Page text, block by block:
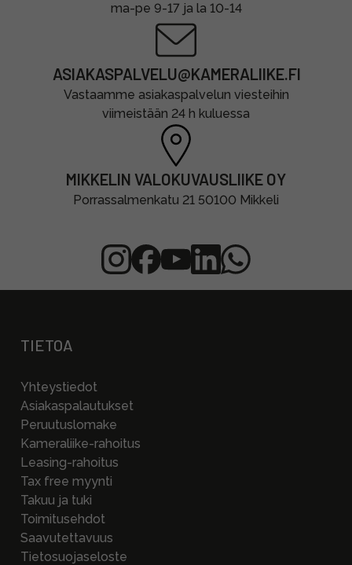
ma-pe 9-17 ja la 10-14
ASIAKASPALVELU@KAMERALIIKE.FI
Vastaamme asiakaspalvelun viesteihin
viimeistään 24 h kuluessa
MIKKELIN VALOKUVAUSLIIKE OY
Porrassalmenkatu 21 50100 Mikkeli
TIETOA
Yhteystiedot
Asiakaspalautukset
Peruutuslomake
Kameraliike-rahoitus
Leasing-rahoitus
Tax free myynti
Takuu ja tuki
Toimitusehdot
Saavutettavuus
Tietosuojaseloste